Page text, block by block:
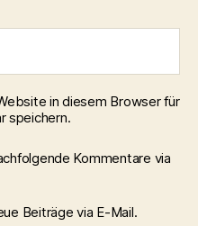
in diesem Browser für
speichern.
Kommentare via
Beiträge via E-Mail.